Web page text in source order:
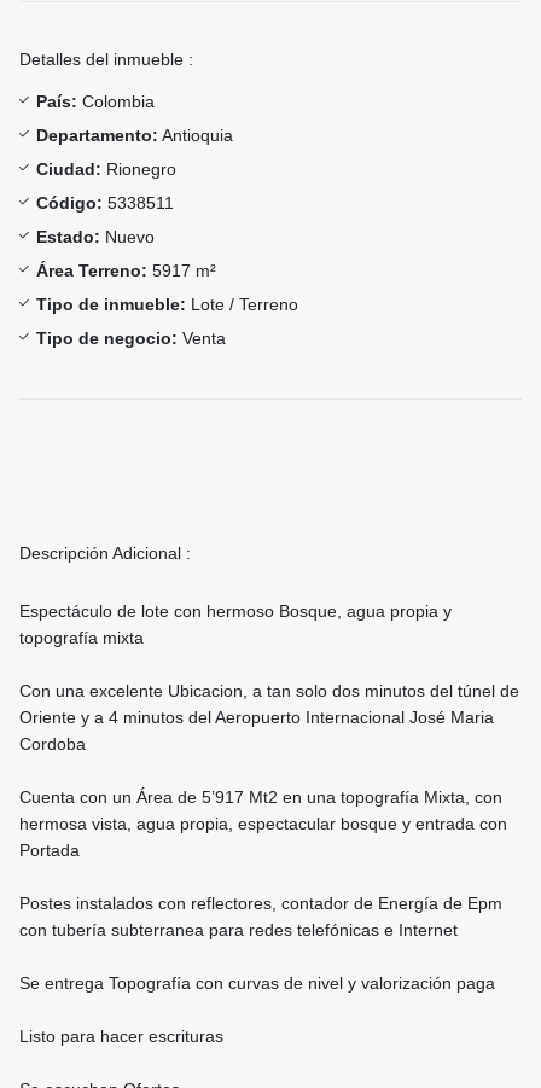
Detalles del inmueble :
País: Colombia
Departamento: Antioquia
Ciudad: Rionegro
Código: 5338511
Estado: Nuevo
Área Terreno: 5917 m²
Tipo de inmueble: Lote / Terreno
Tipo de negocio: Venta
Descripción Adicional :
Espectáculo de lote con hermoso Bosque, agua propia y
topografía mixta
Con una excelente Ubicacion, a tan solo dos minutos del túnel de
Oriente y a 4 minutos del Aeropuerto Internacional José Maria
Cordoba
Cuenta con un Área de 5’917 Mt2 en una topografía Mixta, con
hermosa vista, agua propia, espectacular bosque y entrada con
Portada
Postes instalados con reflectores, contador de Energía de Epm
con tubería subterranea para redes telefónicas e Internet
Se entrega Topografía con curvas de nivel y valorización paga
Listo para hacer escrituras